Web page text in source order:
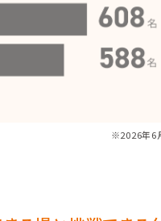
※2026年6